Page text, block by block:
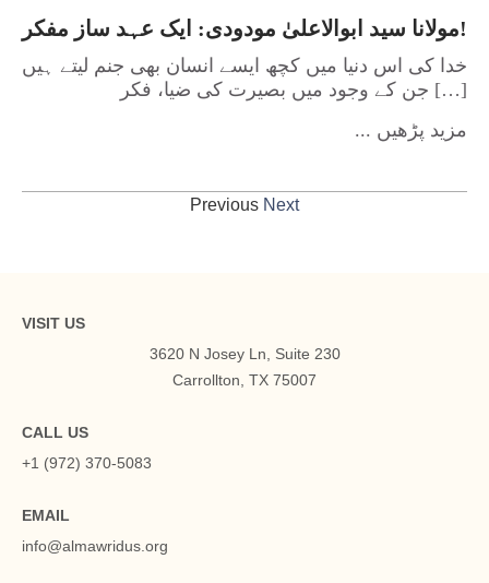
مولانا سید ابوالاعلیٰ مودودی: ایک عہد ساز مفکر!
خدا کی اس دنیا میں کچھ ایسے انسان بھی جنم لیتے ہیں
جن کے وجود میں بصیرت کی ضیا، فکر […]
... مزید پڑھیں
Previous Next
VISIT US
3620 N Josey Ln, Suite 230
Carrollton, TX 75007
CALL US
+1 (972) 370-5083
EMAIL
info@almawridus.org